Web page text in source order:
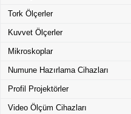
Tork Ölçerler
Kuvvet Ölçerler
Mikroskoplar
Numune Hazırlama Cihazları
Profil Projektörler
Video Ölçüm Cihazları